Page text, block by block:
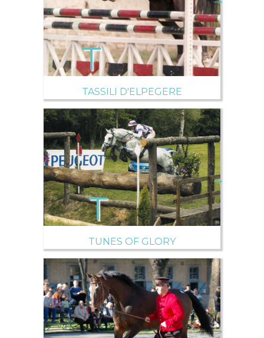
TASSILI D'ELPEGERE
TUNES OF GLORY
→
→